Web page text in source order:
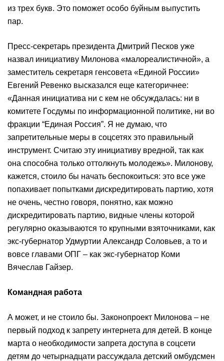
из трех букв. Это поможет особо буйным выпустить
пар.
Пресс-секретарь президента Дмитрий Песков уже
назвал инициативу Милонова «малореалистичной», а
заместитель секретаря генсовета «Единой России»
Евгений Ревенко высказался еще категоричнее:
«Данная инициатива ни с кем не обсуждалась: ни в
комитете Госдумы по информационной политике, ни во
фракции “Единая Россия”. Я не думаю, что
запретительные меры в соцсетях это правильный
инструмент. Считаю эту инициативу вредной, так как
она способна только оттолкнуть молодежь». Милонову,
кажется, стоило бы начать беспокоиться: это все уже
попахивает попытками дискредитировать партию, хотя
не очень, честно говоря, понятно, как можно
дискредитировать партию, видные члены которой
регулярно оказываются то крупными взяточниками, как
экс-губернатор Удмуртии Александр Соловьев, а то и
вовсе главами ОПГ – как экс-губернатор Коми
Вячеслав Гайзер.
Командная работа
А может, и не стоило бы. Законопроект Милонова – не
первый подход к запрету интернета для детей. В конце
марта о необходимости запрета доступа в соцсети
детям до четырнадцати рассуждала детский омбудсмен